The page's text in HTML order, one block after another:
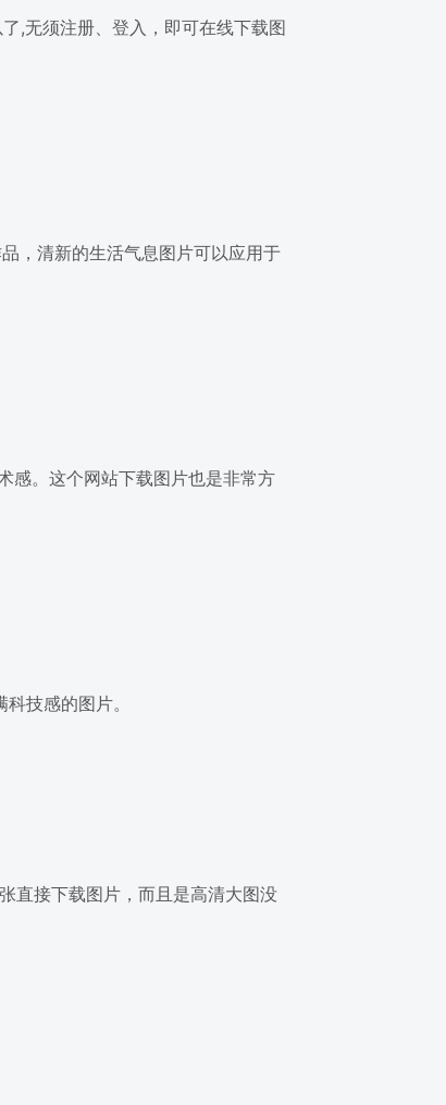
,无须注册、登入，即可在线下载图
，清新的生活气息图片可以应用于
感。这个网站下载图片也是非常方
技感的图片。
直接下载图片，而且是高清大图没